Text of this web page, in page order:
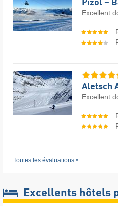
Pizol –
Excellent
Aletsch
Excellent
Toutes les évaluations
Excellents hôtels